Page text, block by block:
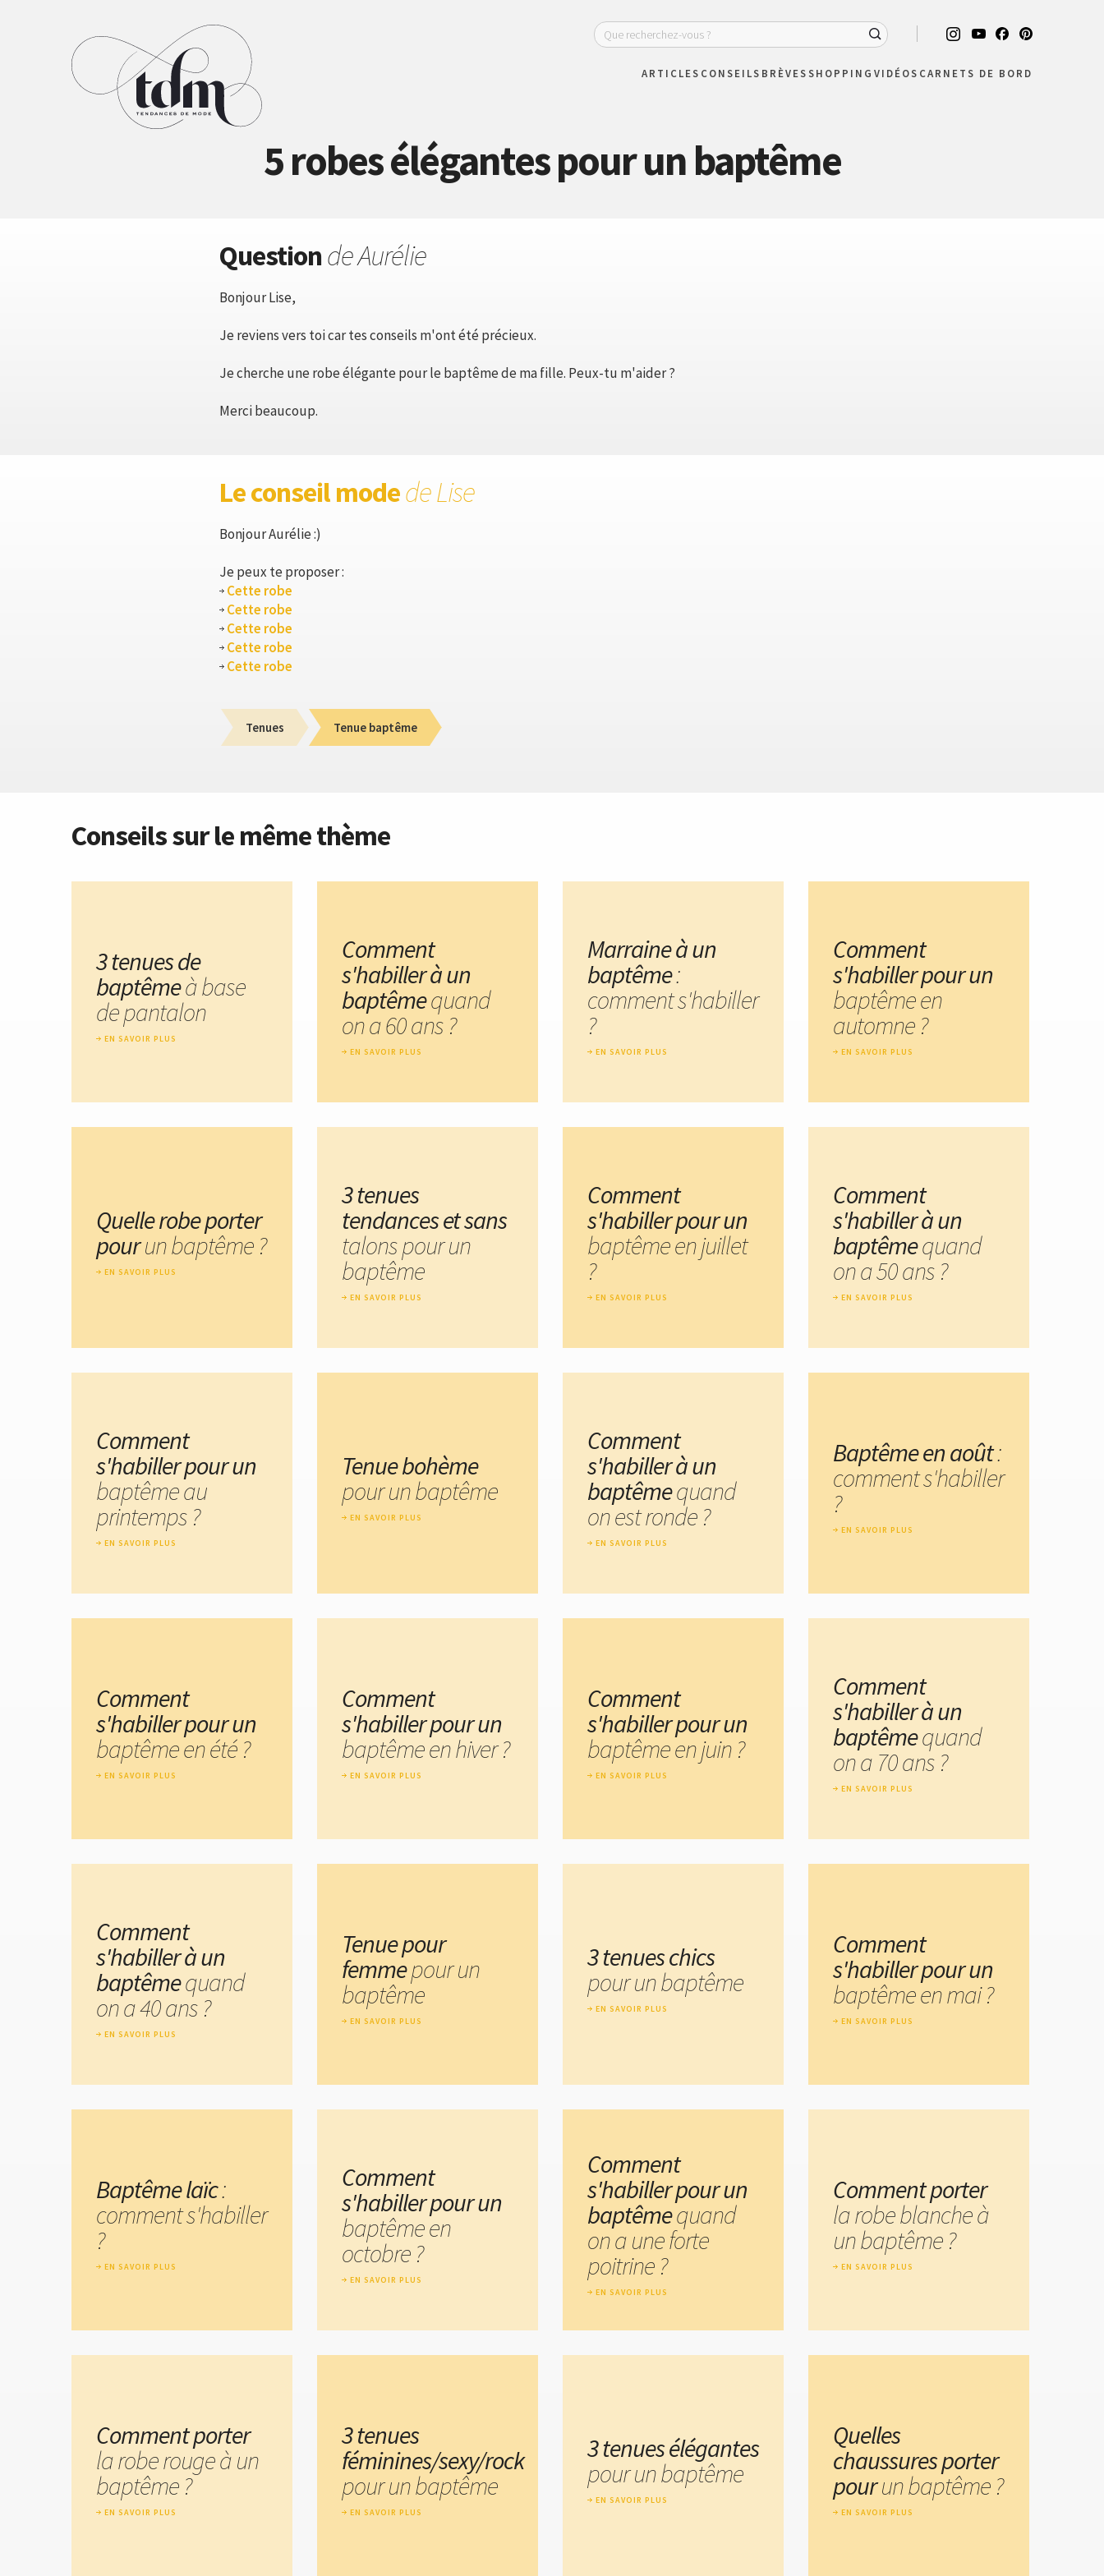
ARTICLES CONSEILS BRÈVESSHOPPING VIDÉOS CARNETS DE BORD
5 robes élégantes pour un baptême
Questionde Aurélie
Bonjour Lise,
Je reviens vers toi car tes conseils m'ont été précieux.
Je cherche une robe élégante pour le baptême de ma fille. Peux-tu m'aider ?
Merci beaucoup.
Le conseil modede Lise
Bonjour Aurélie :)
Je peux te proposer :
Cette robe
Cette robe
Cette robe
Cette robe
Cette robe
Tenues Tenue baptême
Conseils sur le même thème
3 tenues de
baptêmeà base
de pantalon
EN SAVOIR PLUS
Comment
s'habiller à un
baptêmequand
on a 60 ans ?
EN SAVOIR PLUS
Marraine à un
baptême:
comment s'habiller
?
EN SAVOIR PLUS
Comment
s'habiller pour un
baptême en
automne ?
EN SAVOIR PLUS
Quelle robe porter
pourun baptême ?
EN SAVOIR PLUS
3 tenues
tendances et sans
talons pour un
baptême
EN SAVOIR PLUS
Comment
s'habiller pour un
baptême en juillet
?
EN SAVOIR PLUS
Comment
s'habiller à un
baptêmequand
on a 50 ans ?
EN SAVOIR PLUS
Comment
s'habiller pour un
baptême au
printemps ?
EN SAVOIR PLUS
Tenue bohème
pour un baptême
EN SAVOIR PLUS
Comment
s'habiller à un
baptêmequand
on est ronde ?
EN SAVOIR PLUS
Baptême en août:
comment s'habiller
?
EN SAVOIR PLUS
Comment
s'habiller pour un
baptême en été ?
EN SAVOIR PLUS
Comment
s'habiller pour un
baptême en hiver ?
EN SAVOIR PLUS
Comment
s'habiller pour un
baptême en juin ?
EN SAVOIR PLUS
Comment
s'habiller à un
baptêmequand
on a 70 ans ?
EN SAVOIR PLUS
Comment
s'habiller à un
baptêmequand
on a 40 ans ?
EN SAVOIR PLUS
Tenue pour
femmepour un
baptême
EN SAVOIR PLUS
3 tenues chics
pour un baptême
EN SAVOIR PLUS
Comment
s'habiller pour un
baptême en mai ?
EN SAVOIR PLUS
Baptême laïc:
comment s'habiller
?
EN SAVOIR PLUS
Comment
s'habiller pour un
baptême en
octobre ?
EN SAVOIR PLUS
Comment
s'habiller pour un
baptêmequand
on a une forte
poitrine ?
EN SAVOIR PLUS
Comment porter
la robe blanche à
un baptême ?
EN SAVOIR PLUS
Comment porter
la robe rouge à un
baptême ?
EN SAVOIR PLUS
3 tenues
féminines/sexy/rock
pour un baptême
EN SAVOIR PLUS
3 tenues élégantes
pour un baptême
EN SAVOIR PLUS
Quelles
chaussures porter
pourun baptême ?
EN SAVOIR PLUS